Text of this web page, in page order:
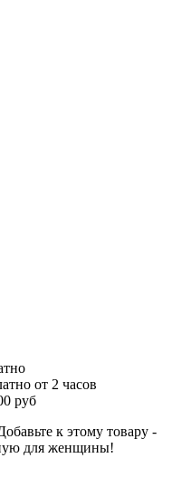
от 2 часов
руб
к этому товару -
для женщины!